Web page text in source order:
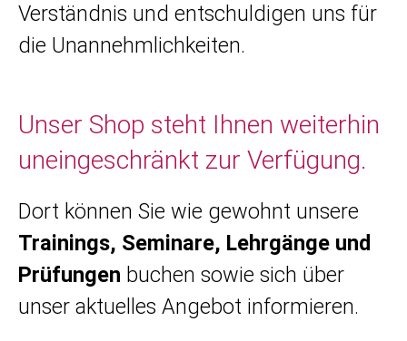
Verständnis und entschuldigen uns für
die Unannehmlichkeiten.
Unser Shop steht Ihnen weiterhin
uneingeschränkt zur Verfügung.
Dort können Sie wie gewohnt unsere
Trainings, Seminare, Lehrgänge und
Prüfungen buchen sowie sich über
unser aktuelles Angebot informieren.